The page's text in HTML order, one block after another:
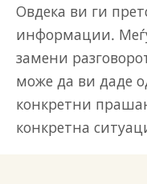
Овдека ви ги
информации.
замени
може да ви даде
конкретни
конкретна